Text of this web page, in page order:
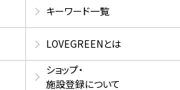
キーワード一覧
LOVEGREENとは
ショップ・
施設登録について